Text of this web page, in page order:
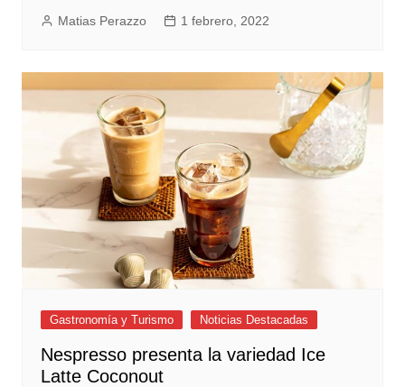
Matias Perazzo 1 febrero, 2022
Gastronomía y Turismo Noticias Destacadas
Nespresso presenta la variedad Ice
Latte Coconout